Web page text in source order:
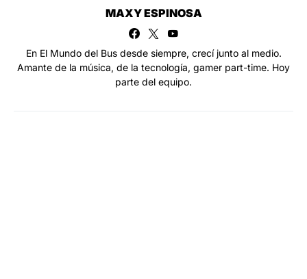
MAXY ESPINOSA
En El Mundo del Bus desde siempre, crecí junto al medio.
Amante de la música, de la tecnología, gamer part-time. Hoy
parte del equipo.